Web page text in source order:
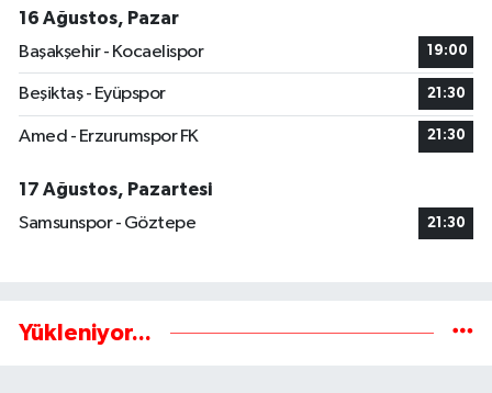
16 Ağustos, Pazar
Başakşehir - Kocaelispor
19:00
Beşiktaş - Eyüpspor 21:30
Amed - Erzurumspor FK 21:30
17 Ağustos, Pazartesi
Samsunspor - Göztepe
21:30
Yükleniyor...